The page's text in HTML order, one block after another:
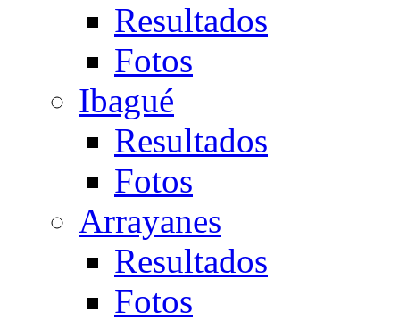
Resultados
Fotos
Ibagué
Resultados
Fotos
Arrayanes
Resultados
Fotos